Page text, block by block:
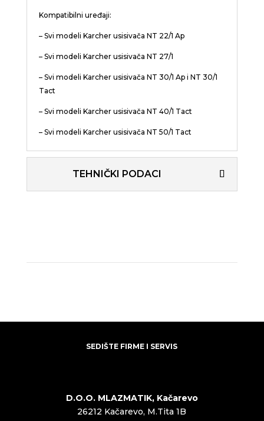
Kompatibilni uređaji:
– Svi modeli Karcher usisivača NT 22/1 Ap
– Svi modeli Karcher usisivača NT 27/1
– Svi modeli Karcher usisivača NT 30/1 Ap i NT 30/1
Tact
– Svi modeli Karcher usisivača NT 40/1 Tact
– Svi modeli Karcher usisivača NT 50/1 Tact
TEHNIČKI PODACI
SEDIŠTE FIRME I SERVIS
D.O.O. MLAZMATIK, Kačarevo
26212 Kačarevo, M.Tita 1B